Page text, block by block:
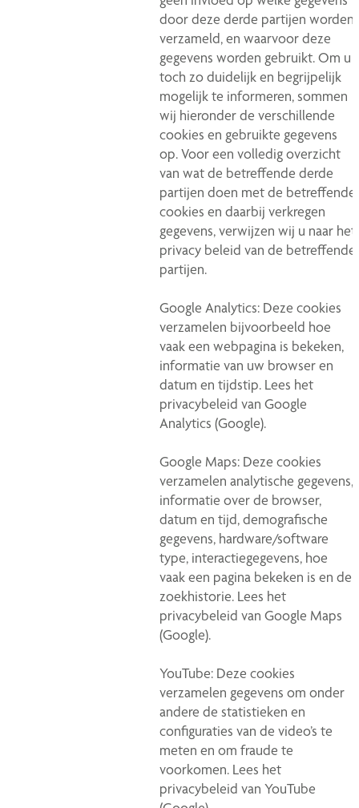
door deze derde partijen worden
verzameld, en waarvoor deze
gegevens worden gebruikt. Om u
toch zo duidelijk en begrijpelijk
mogelijk te informeren, sommen
wij hieronder de verschillende
cookies en gebruikte gegevens
op. Voor een volledig overzicht
van wat de betreffende derde
partijen doen met de betreffende
cookies en daarbij verkregen
gegevens, verwijzen wij u naar het
privacy beleid van de betreffende
partijen.
Google Analytics: Deze cookies
verzamelen bijvoorbeeld hoe
vaak een webpagina is bekeken,
informatie van uw browser en
datum en tijdstip. Lees het
privacybeleid van Google
Analytics (Google).
Google Maps: Deze cookies
verzamelen analytische gegevens,
informatie over de browser,
datum en tijd, demografische
gegevens, hardware/software
type, interactiegegevens, hoe
vaak een pagina bekeken is en de
zoekhistorie. Lees het
privacybeleid van Google Maps
(Google).
YouTube: Deze cookies
verzamelen gegevens om onder
andere de statistieken en
configuraties van de video’s te
meten en om fraude te
voorkomen. Lees het
privacybeleid van YouTube